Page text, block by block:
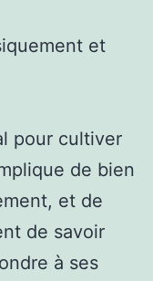
et
pour cultiver
de bien
et de
de savoir
à ses